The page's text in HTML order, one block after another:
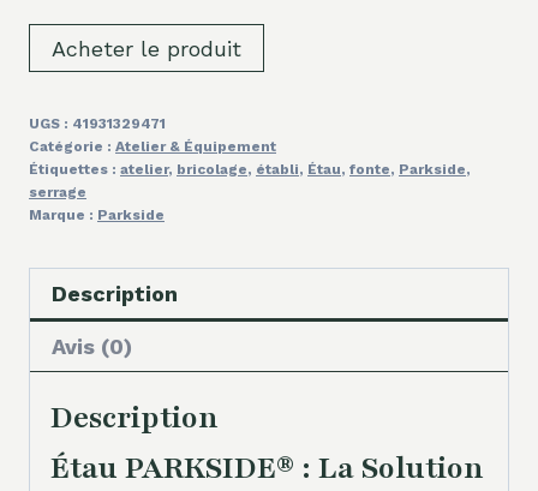
Acheter le produit
UGS : 41931329471
Catégorie : Atelier & Équipement
Étiquettes : atelier, bricolage, établi, Étau, fonte, Parkside,
serrage
Marque : Parkside
Description
Avis (0)
Description
Étau PARKSIDE® : La Solution